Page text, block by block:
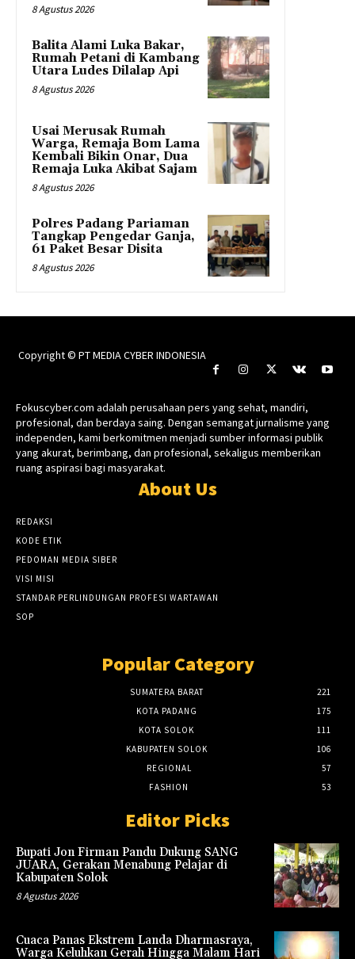
8 Agustus 2026
Balita Alami Luka Bakar,
Rumah Petani di Kambang
Utara Ludes Dilalap Api
8 Agustus 2026
Usai Merusak Rumah
Warga, Remaja Bom Lama
Kembali Bikin Onar, Dua
Remaja Luka Akibat Sajam
8 Agustus 2026
Polres Padang Pariaman
Tangkap Pengedar Ganja,
61 Paket Besar Disita
8 Agustus 2026
Copyright © PT MEDIA CYBER INDONESIA
Fokuscyber.com adalah perusahaan pers yang sehat, mandiri,
profesional, dan berdaya saing. Dengan semangat jurnalisme yang
independen, kami berkomitmen menjadi sumber informasi publik
yang akurat, berimbang, dan profesional, sekaligus memberikan
ruang aspirasi bagi masyarakat.
About Us
REDAKSI
KODE ETIK
PEDOMAN MEDIA SIBER
VISI MISI
STANDAR PERLINDUNGAN PROFESI WARTAWAN
SOP
Popular Category
SUMATERA BARAT
221
KOTA PADANG
175
KOTA SOLOK
111
KABUPATEN SOLOK
106
REGIONAL
57
FASHION
53
Editor Picks
Bupati Jon Firman Pandu Dukung SANG
JUARA, Gerakan Menabung Pelajar di
Kabupaten Solok
8 Agustus 2026
Cuaca Panas Ekstrem Landa Dharmasraya,
Warga Keluhkan Gerah Hingga Malam Hari